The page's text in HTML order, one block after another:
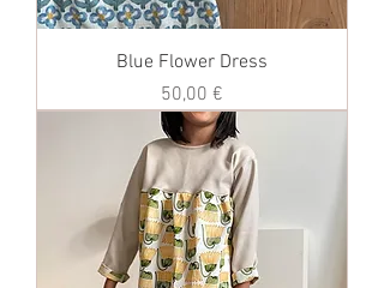
Blue Flower Dress
価格
50,00 €